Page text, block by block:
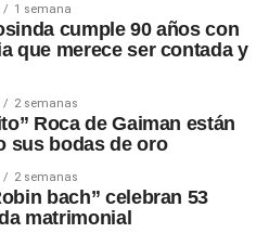
1 semana
cumple 90 años con
que merece ser contada y
2 semanas
Roca de Gaiman están
sus bodas de oro
2 semanas
bach” celebran 53
matrimonial